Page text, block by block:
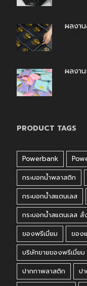
ผลงา
ผลงา
PRODUCT TAGS
Powerbank
กระบอกน้ำพลาสติก
กระบอกน้ำสแตนเลส
กระบอกน้ำสแตนเลส
ของพรีเมี่ยม
ของ
บริษัทขายของพรีเมี่ยม
ปากกาพลาสติก
ป